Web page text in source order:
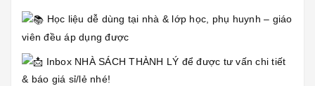
Học liệu dễ dùng tại nhà & lớp học, phụ huynh – giáo
viên đều áp dụng được
Inbox NHÀ SÁCH THÀNH LÝ để được tư vấn chi tiết
& báo giá sỉ/lẻ nhé!